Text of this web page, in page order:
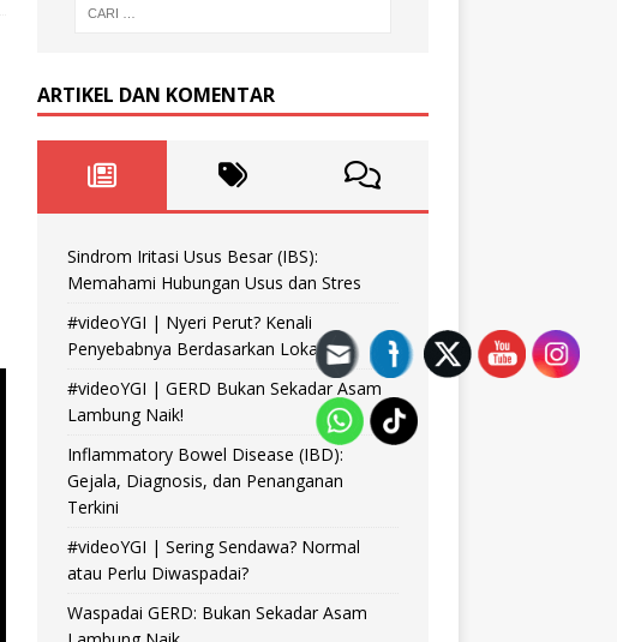
ARTIKEL DAN KOMENTAR
Sindrom Iritasi Usus Besar (IBS):
Memahami Hubungan Usus dan Stres
#videoYGI | Nyeri Perut? Kenali
Penyebabnya Berdasarkan Lokasinya
#videoYGI | GERD Bukan Sekadar Asam
Lambung Naik!
Inflammatory Bowel Disease (IBD):
Gejala, Diagnosis, dan Penanganan
Terkini
#videoYGI | Sering Sendawa? Normal
atau Perlu Diwaspadai?
Waspadai GERD: Bukan Sekadar Asam